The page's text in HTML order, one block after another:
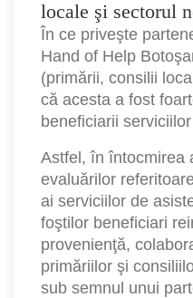
locale şi sectorul
În ce priveşte
Hand of Help
(primării, consilii
că acesta a fost
beneficiarii
Astfel, în întocmirea
evaluărilor
ai serviciilor de
foştilor beneficiari
provenienţă,
primăriilor şi
sub semnul unui